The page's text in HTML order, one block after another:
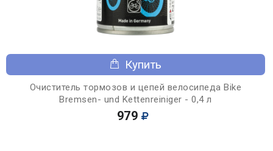
Купить
Очиститель тормозов и цепей велосипеда Bike
Bremsen- und Kettenreiniger - 0,4 л
979